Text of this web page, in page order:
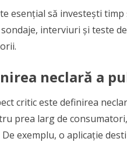
esențial să investești
interviuri și teste
neclară a
critic este definirea
prea larg de
exemplu, o aplicație